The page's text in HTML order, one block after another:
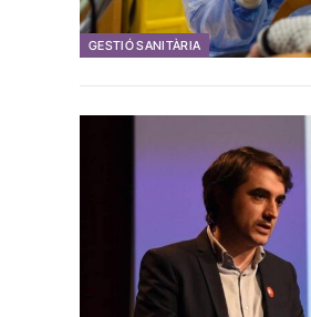
GESTIÓ SANITÀRIA